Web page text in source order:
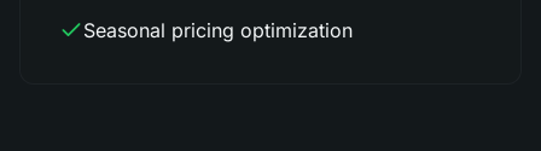
Seasonal pricing optimization